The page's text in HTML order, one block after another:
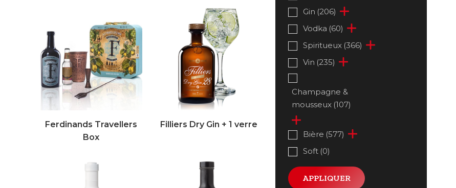
Ferdinands Travellers
Box
Filliers Dry Gin + 1 verre
Gin (206)
Vodka (60)
Spiritueux (366)
Vin (235)
Champagne &
mousseux (107)
Bière (577)
Soft (0)
APPLIQUER